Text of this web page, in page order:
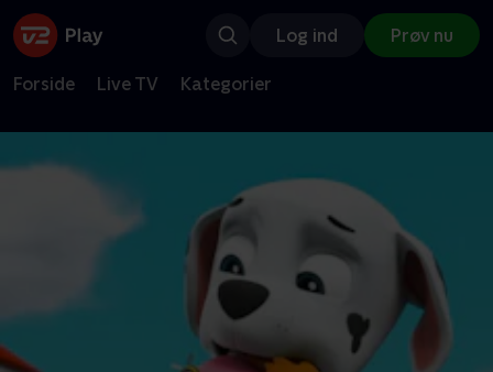
Log ind Prøv nu
Forside Live TV Kategorier